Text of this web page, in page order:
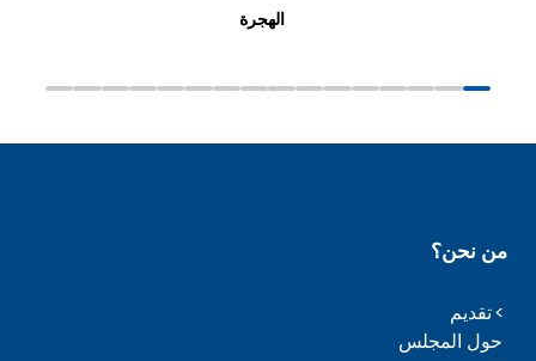
الهجرة
من نحن؟
تقديم
حول المجلس